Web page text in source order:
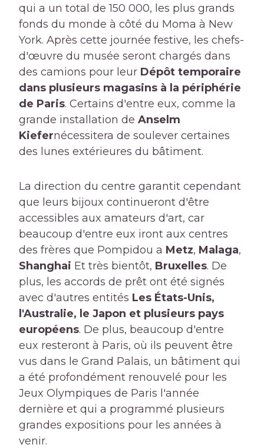
qui a un total de 150 000, les plus grands
fonds du monde à côté du Moma à New
York. Après cette journée festive, les chefs-
d'œuvre du musée seront chargés dans
des camions pour leur Dépôt temporaire
dans plusieurs magasins à la périphérie
de Paris. Certains d'entre eux, comme la
grande installation de Anselm
Kiefernécessitera de soulever certaines
des lunes extérieures du bâtiment.
La direction du centre garantit cependant
que leurs bijoux continueront d'être
accessibles aux amateurs d'art, car
beaucoup d'entre eux iront aux centres
des frères que Pompidou a Metz, Malaga,
Shanghai Et très bientôt, Bruxelles. De
plus, les accords de prêt ont été signés
avec d'autres entités Les États-Unis,
l'Australie, le Japon et plusieurs pays
européens. De plus, beaucoup d'entre
eux resteront à Paris, où ils peuvent être
vus dans le Grand Palais, un bâtiment qui
a été profondément renouvelé pour les
Jeux Olympiques de Paris l'année
dernière et qui a programmé plusieurs
grandes expositions pour les années à
venir.